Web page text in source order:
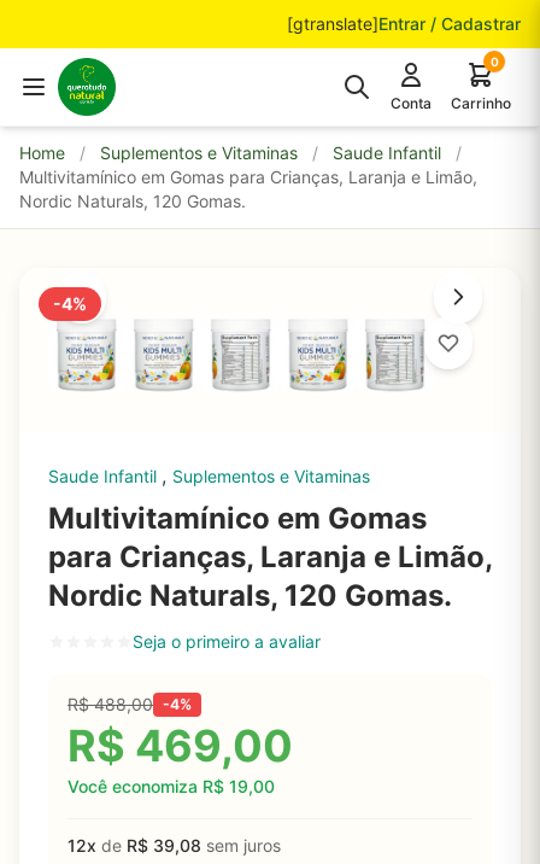
[gtranslate]Entrar / Cadastrar
Conta
0
Carrinho
Home / Suplementos e Vitaminas / Saude Infantil
/
Multivitamínico em Gomas para Crianças, Laranja e Limão,
Nordic Naturals, 120 Gomas.
-4%
Saude Infantil , Suplementos e Vitaminas
Multivitamínico em Gomas
para Crianças, Laranja e Limão,
Nordic Naturals, 120 Gomas.
Seja o primeiro a avaliar
R$488,00 -4%
R$ 469,00
Você economiza R$ 19,00
12x de R$ 39,08 sem juros